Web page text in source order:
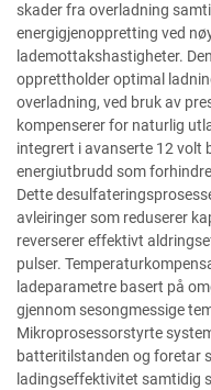
skader fra overladning
energigjenoppretting ved
lademottakshastigheter.
opprettholder optimal
overladning, ved bruk av
kompenserer for naturlig
integrert i avanserte 12 volt
energiutbrudd som
Dette
avleiringer som reduserer
reverserer effektivt
pulser.
ladeparametre basert på
gjennom sesongmessige
Mikroprosessorstyrte
batteritilstanden og foretar
ladingseffektivitet samtidig